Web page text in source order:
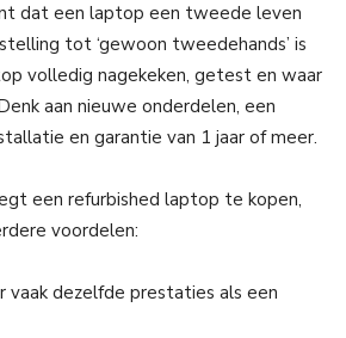
dat een laptop een tweede leven
tot ‘gewoon tweedehands’ is
volledig nagekeken, getest en waar
aan nieuwe onderdelen, een
en garantie van 1 jaar of meer.
een refurbished laptop te kopen,
voordelen:
vaak dezelfde prestaties als een